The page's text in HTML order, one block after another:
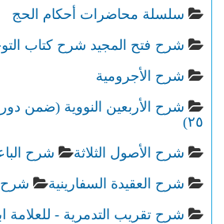
سلسلة محاضرات أحكام الحج
شرح فتح المجيد شرح كتاب
شرح الأجرومية
شرح الأربعين النووية (ضمن
٢٥)
شرح الأصول الثلاثة شرح
شرح العقيدة السفارينية شرح
شرح تقريب التدمرية - للعلامة